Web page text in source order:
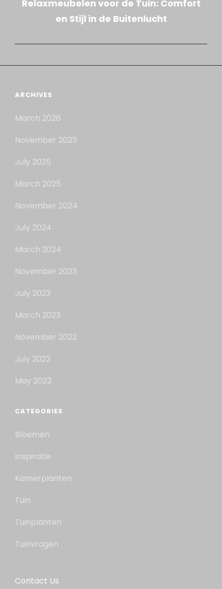
Post
Relaxmeubelen voor de Tuin: Comfort
en Stijl in de Buitenlucht
ARCHIVES
March 2026
November 2025
July 2025
March 2025
November 2024
July 2024
March 2024
November 2023
July 2023
March 2023
November 2022
July 2022
May 2022
CATEGORIES
Bloemen
Inspiratie
Kamerplanten
Tuin
Tuinplanten
Tuinvragen
Contact Us